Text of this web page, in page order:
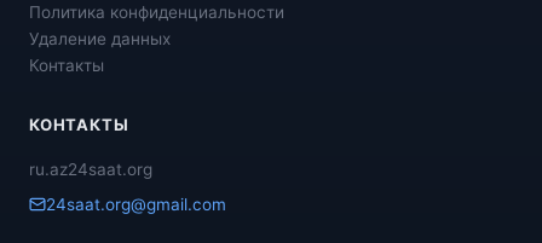
Политика конфиденциальности
Удаление данных
Контакты
КОНТАКТЫ
ru.az24saat.org
24saat.org@gmail.com